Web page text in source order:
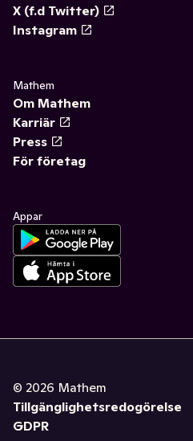
X (f.d Twitter)
Instagram
Mathem
Om Mathem
Karriär
Press
För företag
Appar
© 2026 Mathem
Tillgänglighetsredogörelse
GDPR